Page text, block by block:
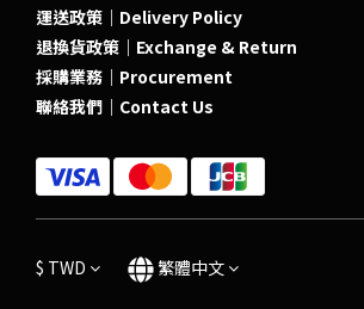
運送政策｜Delivery Policy
退換貨政策｜Exchange & Return
採購業務｜Procurement
聯絡我們｜Contact Us
$ TWD 繁體中文